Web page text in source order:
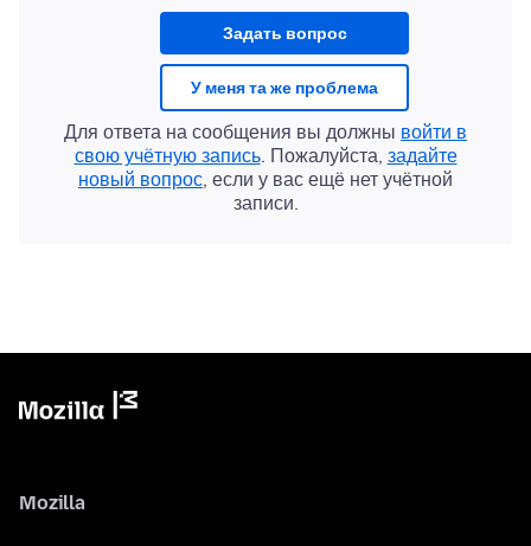
Задать вопрос
У меня та же проблема
Для ответа на сообщения вы должны войти в
свою учётную запись. Пожалуйста, задайте
новый вопрос, если у вас ещё нет учётной
записи.
Mozilla